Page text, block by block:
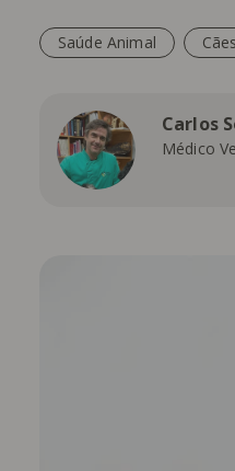
Saúde Animal Cães
Carlos
Médico